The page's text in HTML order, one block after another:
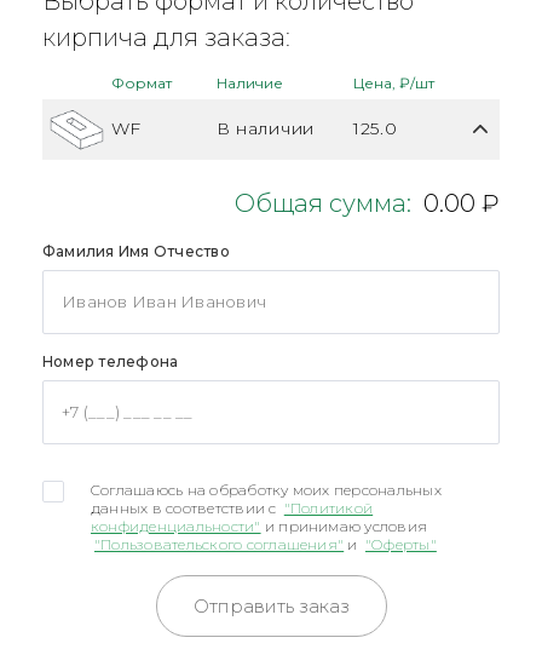
кирпича для заказа:
Формат Наличие Цена, ₽/шт
WF В наличии 125.0
Общая сумма: 0.00 ₽
Фамилия Имя Отчество
Номер телефона
Соглашаюсь на обработку моих персональных
данных в соответствии с "Политикой
конфиденциальности" и принимаю условия
"Пользовательского соглашения" и "Оферты"
Отправить заказ